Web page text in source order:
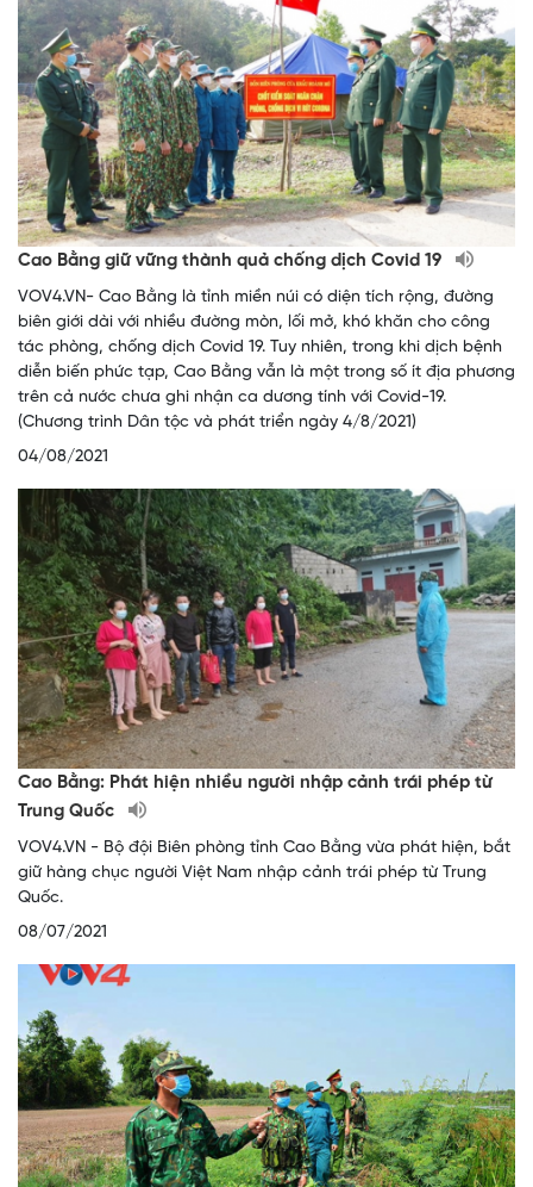
Cao Bằng giữ vững thành quả chống dịch Covid 19
VOV4.VN- Cao Bằng là tỉnh miền núi có diện tích rộng, đường
biên giới dài với nhiều đường mòn, lối mở, khó khăn cho công
tác phòng, chống dịch Covid 19. Tuy nhiên, trong khi dịch bệnh
diễn biến phức tạp, Cao Bằng vẫn là một trong số ít địa phương
trên cả nước chưa ghi nhận ca dương tính với Covid-19.
(Chương trình Dân tộc và phát triển ngày 4/8/2021)
04/08/2021
Cao Bằng: Phát hiện nhiều người nhập cảnh trái phép từ
Trung Quốc
VOV4.VN - Bộ đội Biên phòng tỉnh Cao Bằng vừa phát hiện, bắt
giữ hàng chục người Việt Nam nhập cảnh trái phép từ Trung
Quốc.
08/07/2021